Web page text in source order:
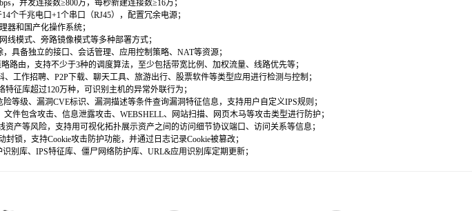
，并发连接数≥800万，每秒新建连接数≥16万；
个千兆电口+1个串口（RJ45），配置冗余电源；
器和国产化操作系统；
线模式、旁路镜像模式等多种部署方式；
具备独立的接口、会话管理、应用控制策略、NAT等资源；
由，支持不少于3种的调度算法，至少包括带宽比例、加权流量、线路优先等；
工作招聘、P2P下载、聊天工具、旅游出行、股票软件等类型应用进行检测与控制；
征库超过120万种，可识别主机的异常外联行为；
等级、漏洞CVE标识、漏洞描述等条件查询漏洞特征信息，支持用户自定义IPS规则；
件包含攻击、信息泄露攻击、WEBSHELL、网站扫描、网页木马等攻击类型进行防护；
产等风险，支持用可视化拓扑展示资产之间的访问细节协议端口、访问关系等信息；
锁，支持Cookie攻击防护功能，并通过日志记录Cookie被篡改；
别库、IPS特征库、僵尸网络防护库、URL&应用识别库定期更新；